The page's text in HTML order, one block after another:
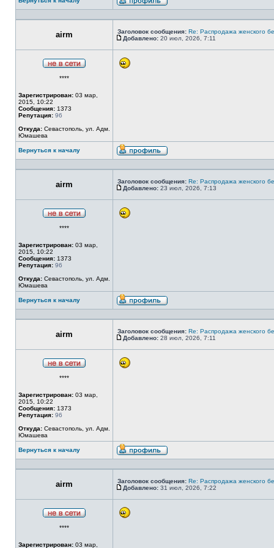
Профиль
airm Заголовок сообщения: Re: Распродажа женского
Сообщение
Добавлено: 20 июл, 2026, 7:11
****
Зарегистрирован: 03 мар,
2015, 10:22
Сообщения: 1373
Репутация: 96
Откуда: Севастополь, ул. Адм.
Юмашева
Вернуться к началу
Профиль
airm Заголовок сообщения: Re: Распродажа женского
Сообщение
Добавлено: 23 июл, 2026, 7:13
****
Зарегистрирован: 03 мар,
2015, 10:22
Сообщения: 1373
Репутация: 96
Откуда: Севастополь, ул. Адм.
Юмашева
Вернуться к началу
Профиль
airm Заголовок сообщения: Re: Распродажа женского
Сообщение
Добавлено: 28 июл, 2026, 7:11
****
Зарегистрирован: 03 мар,
2015, 10:22
Сообщения: 1373
Репутация: 96
Откуда: Севастополь, ул. Адм.
Юмашева
Вернуться к началу
Профиль
airm Заголовок сообщения: Re: Распродажа женского
Сообщение
Добавлено: 31 июл, 2026, 7:22
****
Зарегистрирован: 03 мар,